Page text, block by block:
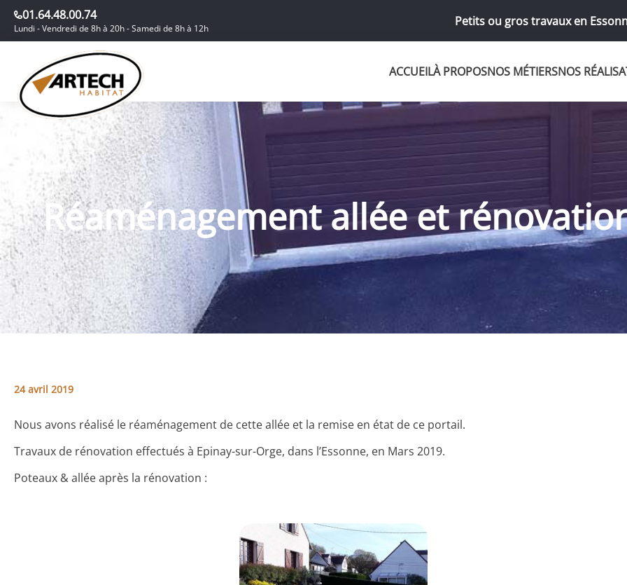
01.64.48.00.74
Lundi - Vendredi de 8h à 20h - Samedi de 8h à 12h Petits ou gros travaux en
ACCUEILÀ PROPOSNOS MÉTIERSNOS
Réaménagement allée et
24 avril 2019
Nous avons réalisé le réaménagement de cette allée et la remise en état de ce portail.
Travaux de rénovation effectués à Epinay-sur-Orge, dans l’Essonne, en Mars 2019.
Poteaux & allée après la rénovation :